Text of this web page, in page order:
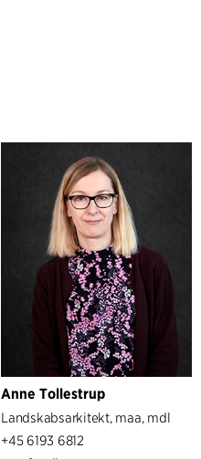
Anne Tollestrup
Landskabsarkitekt, maa, mdl
+45 6193 6812